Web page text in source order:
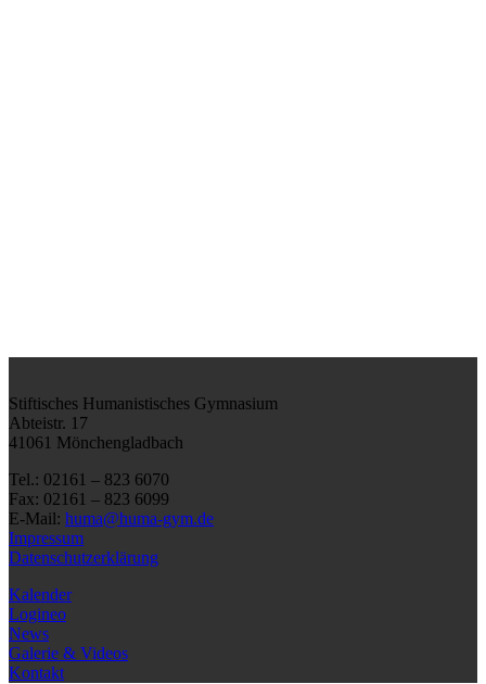
Stiftisches Humanistisches Gymnasium
Abteistr. 17
41061 Mönchengladbach
Tel.: 02161 – 823 6070
Fax: 02161 – 823 6099
E-Mail: huma@huma-gym.de
Impressum
Datenschutzerklärung
Kalender
Logineo
News
Galerie & Videos
Kontakt